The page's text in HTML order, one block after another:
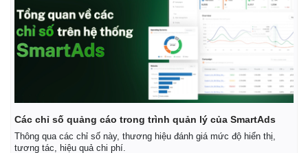
Các chỉ số quảng cáo trong trình quản lý của SmartAds
Thông qua các chỉ số này, thương hiệu đánh giá mức độ hiển thị,
tương tác, hiệu quả chi phí.